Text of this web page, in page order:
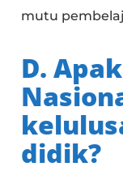
mutu
D.
didik?